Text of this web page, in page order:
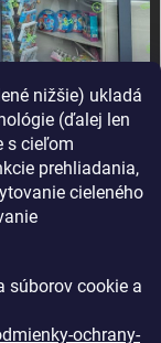
nižšie) ukladá
(ďalej len
s cieľom
prehliadania,
cieleného
súborov cookie a
ochrany-